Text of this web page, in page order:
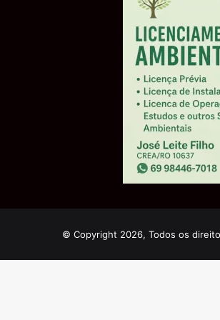
© Copyright 2026, Todos os